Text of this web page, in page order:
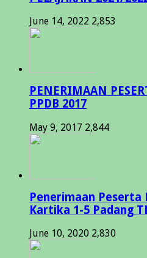
June 14, 2022 2,853
PENERIMAAN
PPDB 2017
May 9, 2017 2,844
Penerimaan Peserta
Kartika 1-5 Padang
June 10, 2020 2,830